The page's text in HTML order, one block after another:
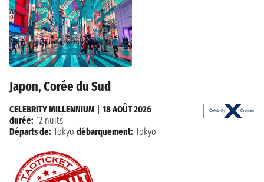
Japon, Corée du Sud
CELEBRITY MILLENNIUM
18 AOÛT 2026
durée: 12 nuits
Départs de: Tokyo débarquement: Tokyo